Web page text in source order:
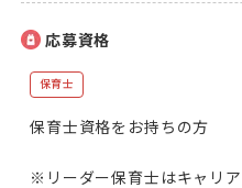
応募資格
保育士
保育士資格をお持ちの方
※リーダー保育士はキャリ